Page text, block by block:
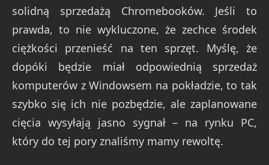
solidną sprzedażą Chromebooków. Jeśli to
prawda, to nie wykluczone, że zechce środek
ciężkości przenieść na ten sprzęt. Myślę, że
dopóki będzie miał odpowiednią sprzedaż
komputerów z Windowsem na pokładzie, to tak
szybko się ich nie pozbędzie, ale zaplanowane
cięcia wysyłają jasno sygnał – na rynku PC,
który do tej pory znaliśmy mamy rewoltę.